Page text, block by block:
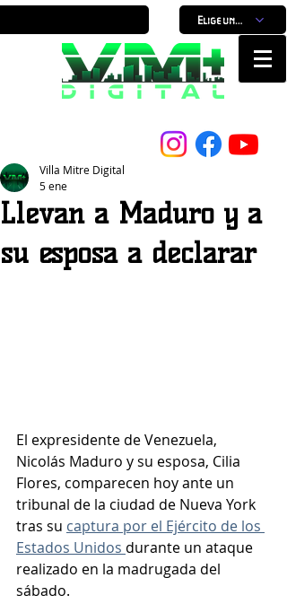
Elige un horario
Llevan a Maduro y a
su esposa a declarar
Villa Mitre Digital
5 ene
El expresidente de Venezuela,
Nicolás Maduro y su esposa, Cilia
Flores, comparecen hoy ante un
tribunal de la ciudad de Nueva York
tras su captura por el Ejército de los
Estados Unidos durante un ataque
realizado en la madrugada del
sábado.